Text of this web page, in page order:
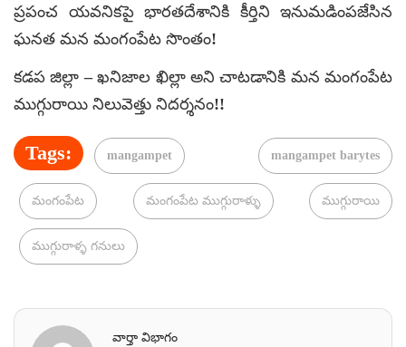
ప్రపంచ యవనికపై భారతదేశానికి కీర్తిని ఇనుమడింపజేసిన
ఘనత మన మంగంపేట సొంతం!
కడప జిల్లా – ఖనిజాల ఖిల్లా అని చాటడానికి మన మంగంపేట
ముగ్గురాయి నిలువెత్తు నిదర్శనం!!
Tags: mangampet mangampet barytes
మంగంపేట మంగంపేట ముగ్గురాళ్ళు ముగ్గురాయి
ముగ్గురాళ్ళ గనులు
వార్తా విభాగం